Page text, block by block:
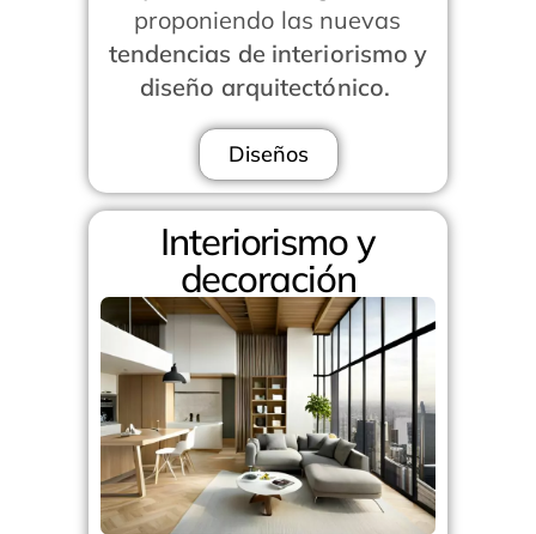
proponiendo las nuevas
tendencias de interiorismo y
diseño arquitectónico.
Diseños
Interiorismo y
decoración